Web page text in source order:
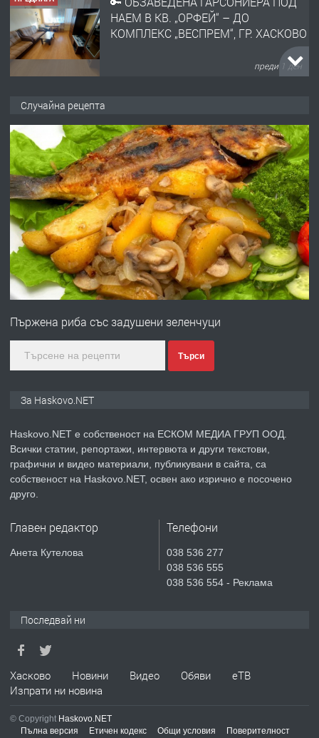
НАЕМ В КВ. „ОРФЕЙ“ – ДО
КОМПЛЕКС „ВЕСПРЕМ“, ГР. ХАСКОВО
преди 1 ден
АПАРТАМЕНТ В ЦЕНТЪРА НА ГР.
ХАСКОВО
преди 2 дни
ПРЕДЛАГА Давам гараж под наем
преди 2 дни
ПРЕДЛАГА
№4120 Магазин/Офис под наем в кв.
градската градина!
преди 3 дни
ПРЕДЛАГА
Продавам парцел в гр. Хасково кв.
СГЛОБЯВАНЕ НА МЕБЕЛИ.
ПРЕДЛАГА
№4119 Едностаен обзаведен
Случайна рецепта
Пържена риба със задушени зеленчуци
Търси
За Haskovo.NET
Haskovo.NET е собственост на ЕСКОМ МЕДИА ГРУП ООД.
Всички статии, репортажи, интервюта и други текстови,
графични и видео материали, публикувани в сайта, са
собственост на Haskovo.NET, освен ако изрично е посочено
друго.
Главен редактор
Анета Кутелова
Телефони
038 536 277
038 536 555
038 536 554 - Реклама
Последвай ни
Хасково Новини Видео Обяви
еТВ
Изпрати ни новина
© Copyright Haskovo.NET
Пълна версия
Етичен кодекс Общи условия Поверителност